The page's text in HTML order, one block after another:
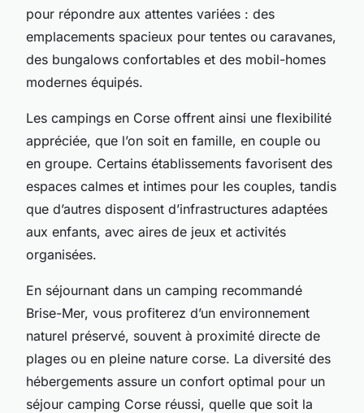
pour répondre aux attentes variées : des
emplacements spacieux pour tentes ou caravanes,
des bungalows confortables et des mobil-homes
modernes équipés.
Les campings en Corse offrent ainsi une flexibilité
appréciée, que l’on soit en famille, en couple ou
en groupe. Certains établissements favorisent des
espaces calmes et intimes pour les couples, tandis
que d’autres disposent d’infrastructures adaptées
aux enfants, avec aires de jeux et activités
organisées.
En séjournant dans un camping recommandé
Brise-Mer, vous profiterez d’un environnement
naturel préservé, souvent à proximité directe de
plages ou en pleine nature corse. La diversité des
hébergements assure un confort optimal pour un
séjour camping Corse réussi, quelle que soit la